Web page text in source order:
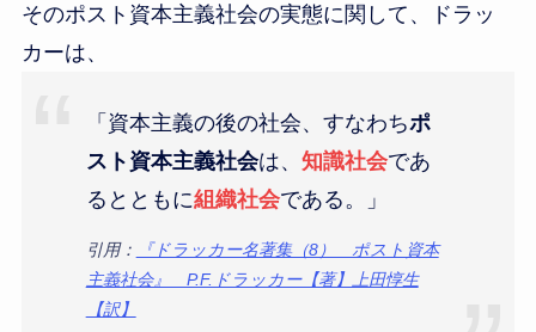
そのポスト資本主義社会の実態に関して、ドラッ
カーは、
「資本主義の後の社会、すなわちポ
スト資本主義社会は、 知識社会であ
るとともに組織社会である。」
引用：
『ドラッカー名著集（8） ポスト資本
主義社会』 P.F.ドラッカー【著】上田惇生
【訳】